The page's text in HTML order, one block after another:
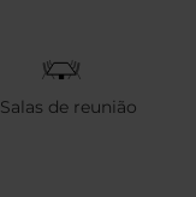
Salas de reunião